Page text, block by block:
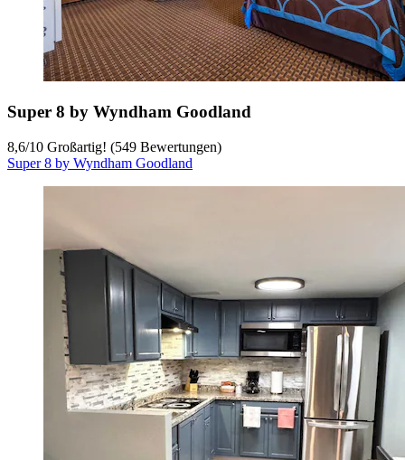
Super 8 by Wyndham Goodland
8,6/10 Großartig! (549 Bewertungen)
Super 8 by Wyndham Goodland